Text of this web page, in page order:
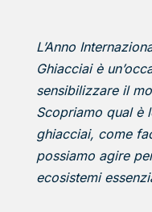
L’Anno
Ghiacciai è
sensibilizzare il
Scopriamo qual è
ghiacciai, come
possiamo agire
ecosistemi